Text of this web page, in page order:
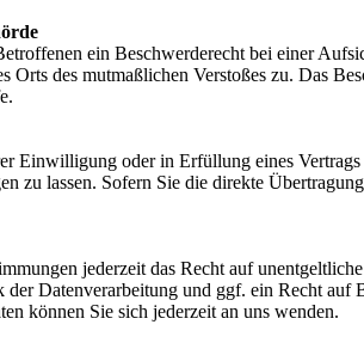
ein Beschwerderecht bei einer
des mutmaßlichen Verstoßes zu. Das
Einwilligung oder in Erfüllung eines
zu lassen. Sofern Sie die direkte
jederzeit das Recht auf
Datenverarbeitung und ggf. ein Recht
können Sie sich jederzeit an uns wenden.